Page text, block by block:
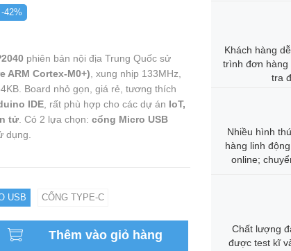
-42%
phiên bản nội địa Trung Quốc sử
ARM Cortex-M0+) , xung nhịp 133MHz,
Board nhỏ gọn, giá rẻ, tương thích
IDE , rất phù hợp cho các dự án IoT,
tử . Có 2 lựa chọn: cổng Micro USB
dụng.
USB CỔNG TYPE-C
Thêm vào giỏ hàng
Khách hàng
trình đơn hàng
tra
Nhiều hình
hàng linh
online;
Chất lượng
được test kĩ